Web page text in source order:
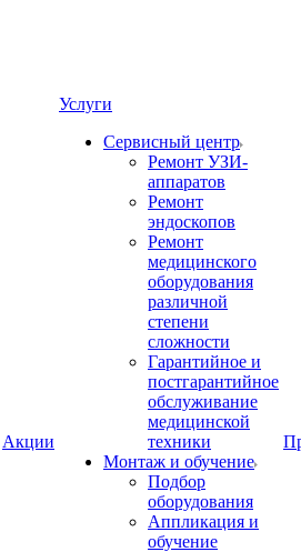
Акции
Услуги
Сервисный центр
Ремонт УЗИ-
аппаратов
Ремонт
эндоскопов
Ремонт
медицинского
оборудования
различной
степени
сложности
Гарантийное и
постгарантийное
обслуживание
медицинской
техники
Монтаж и обучение
Подбор
оборудования
Аппликация и
обучение